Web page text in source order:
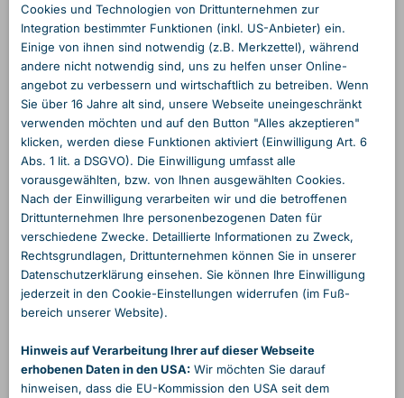
Cookies und Technologien von Dritt­unternehmen zur
Integration bestimmter Funktionen (inkl. US-Anbieter) ein.
Einige von ihnen sind notwendig (z.B. Merkzettel), während
andere nicht notwendig sind, uns zu helfen unser Online­
angebot zu verbessern und wirtschaftlich zu betreiben. Wenn
Sie über 16 Jahre alt sind, unsere Webseite unein­geschränkt
verwenden möchten und auf den Button "Alles akzeptieren"
klicken, werden diese Funktionen aktiviert (Einwilligung Art. 6
Abs. 1 lit. a DSGVO). Die Einwilligung umfasst alle
vorausgewählten, bzw. von Ihnen ausgewählten Cookies.
Nach der Einwilligung verarbeiten wir und die betroffenen
Dritt­unternehmen Ihre personen­bezogenen Daten für
verschiedene Zwecke. Detaillierte Informationen zu Zweck,
Rechts­grundlagen, Dritt­unternehmen können Sie in unserer
Daten­schutzerklärung einsehen. Sie können Ihre Einwilligung
jederzeit in den Cookie-Einstellungen widerrufen (im Fuß­
bereich unserer Website).
Hinweis auf Verarbeitung Ihrer auf dieser Webseite
erhobenen Daten in den USA:Wir möchten Sie darauf
hinweisen, dass die EU-Kommission den USA seit dem